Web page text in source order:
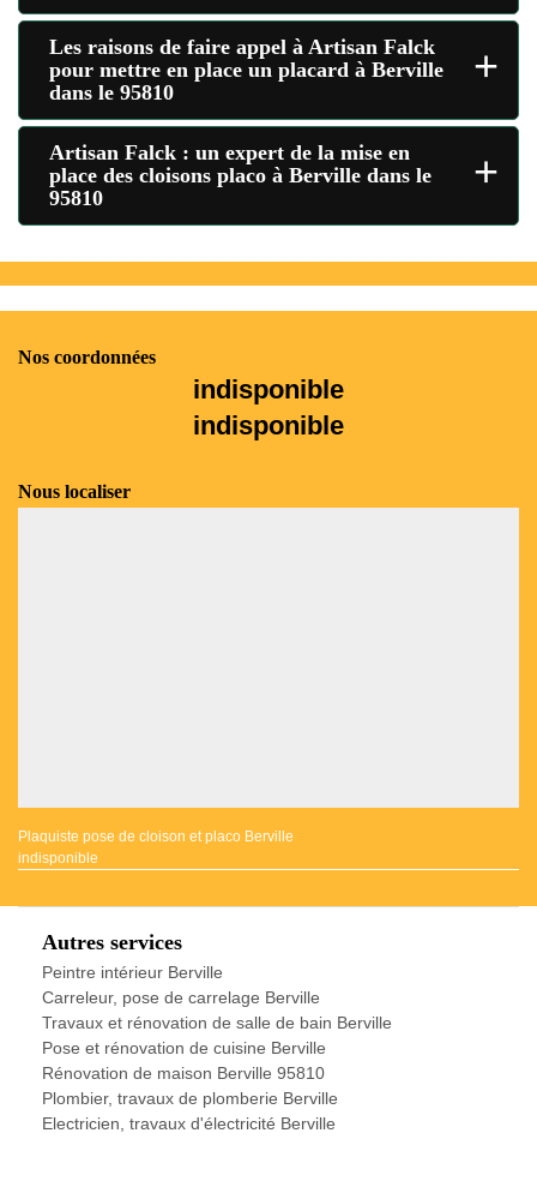
Les raisons de faire appel à Artisan Falck
pour mettre en place un placard à Berville
dans le 95810
+
Artisan Falck : un expert de la mise en
place des cloisons placo à Berville dans le
95810
+
Nos coordonnées
indisponible
indisponible
Nous localiser
Plaquiste pose de cloison et placo Berville
indisponible
Autres services
Peintre intérieur Berville
Carreleur, pose de carrelage Berville
Travaux et rénovation de salle de bain Berville
Pose et rénovation de cuisine Berville
Rénovation de maison Berville 95810
Plombier, travaux de plomberie Berville
Electricien, travaux d'électricité Berville